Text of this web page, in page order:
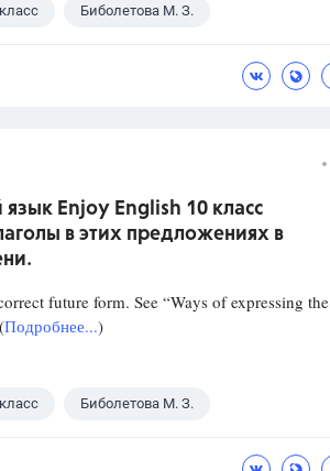
Биболетова М. З.
Enjoy English 10 класс
в этих предложениях в
future form. See “Ways of expressing the
Подробнее...)
Биболетова М. З.